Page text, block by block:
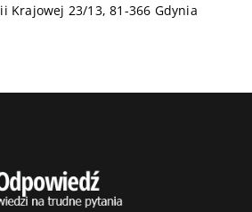
Krajowej 23/13, 81-366 Gdynia